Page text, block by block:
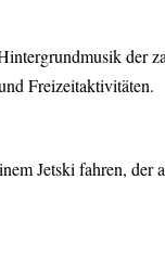
der
Freizeitaktivitäten.
Jetski fahren, der